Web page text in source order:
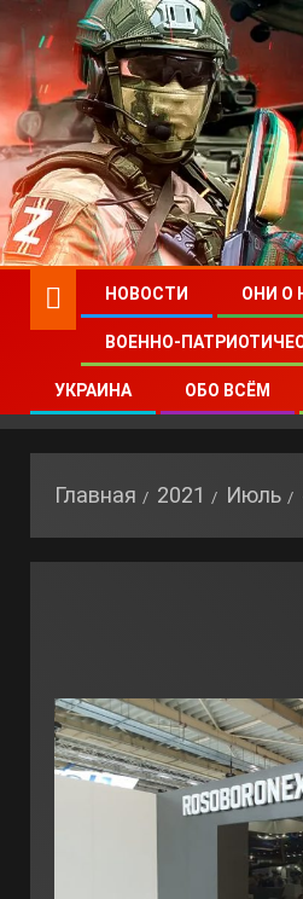
НОВОСТИ ОНИ О
ВОЕННО-
УКРАИНА ОБО ВСЁМ
Главная 2021 Июль